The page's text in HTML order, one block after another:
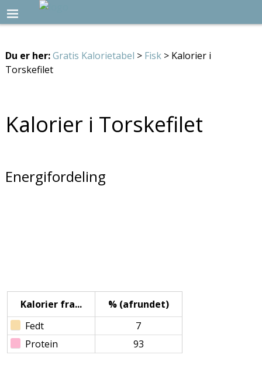
Du er her:Gratis Kalorietabel > Fisk> Kalorier i
Torskefilet
Kalorier i Torskefilet
Energifordeling
Kalorier fra...
% (afrundet)
Fedt
7
Protein
93